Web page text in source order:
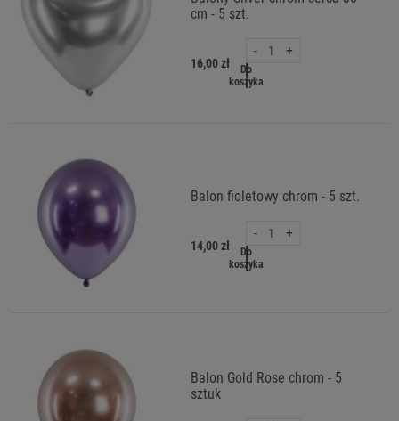
cm - 5 szt.
16,00 zł
- +
Do
koszyka
Balon fioletowy chrom - 5 szt.
14,00 zł
- +
Do
koszyka
Balon Gold Rose chrom - 5
sztuk